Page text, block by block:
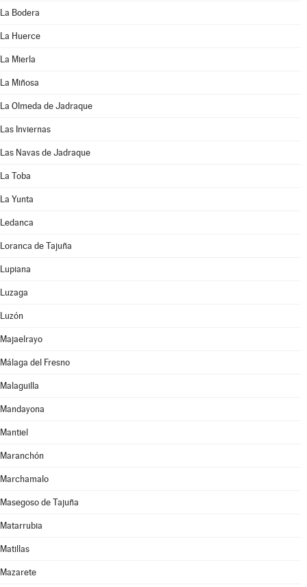
La Bodera
La Huerce
La Mierla
La Miñosa
La Olmeda de Jadraque
Las Inviernas
Las Navas de Jadraque
La Toba
La Yunta
Ledanca
Loranca de Tajuña
Lupiana
Luzaga
Luzón
Majaelrayo
Málaga del Fresno
Malaguilla
Mandayona
Mantiel
Maranchón
Marchamalo
Masegoso de Tajuña
Matarrubia
Matillas
Mazarete